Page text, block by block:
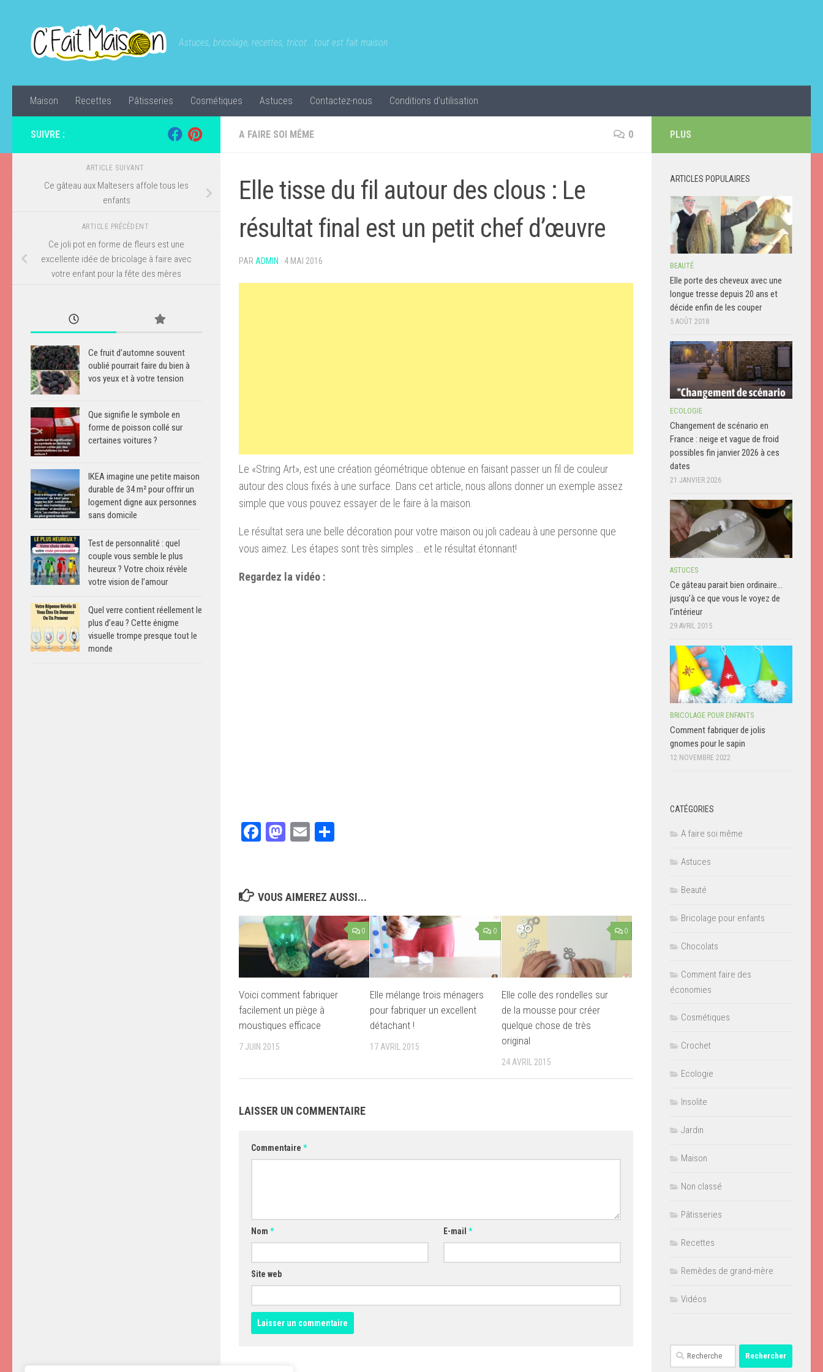
Astuces, bricolage, recettes, tricot...tout est fait maison
Maison Recettes Pâtisseries Cosmétiques Astuces Contactez-nous Conditions d’utilisation
A FAIRE SOI MÊME 0
Elle tisse du fil autour des clous : Le
résultat final est un petit chef d’œuvre
PAR ADMIN · 4 MAI 2016
Le «String Art», est une création géométrique obtenue en faisant passer un fil de couleur
autour des clous fixés à une surface. Dans cet article, nous allons donner un exemple assez
simple que vous pouvez essayer de le faire à la maison.
Le résultat sera une belle décoration pour votre maison ou joli cadeau à une personne que
vous aimez. Les étapes sont très simples … et le résultat étonnant!
Regardez la vidéo :
Facebook
Mastodon
Email
VOUS AIMEREZ AUSSI...
0
Voici comment fabriquer
facilement un piège à
moustiques efficace
7 JUIN 2015
0
Elle mélange trois ménagers
pour fabriquer un excellent
détachant !
17 AVRIL 2015
0
Elle colle des rondelles sur
de la mousse pour créer
quelque chose de très
original
24 AVRIL 2015
LAISSER UN COMMENTAIRE
Commentaire *
Nom * E-mail*
Site web
SUIVRE :
ARTICLE SUIVANT
Ce gâteau aux Maltesers affole tous les
enfants
ARTICLE PRÉCÉDENT
Ce joli pot en forme de fleurs est une
excellente idée de bricolage à faire avec
votre enfant pour la fête des mères
Ce fruit d’automne souvent
oublié pourrait faire du bien à
vos yeux et à votre tension
Que signifie le symbole en
forme de poisson collé sur
certaines voitures ?
IKEA imagine une petite maison
durable de 34 m² pour offrir un
logement digne aux personnes
sans domicile
Test de personnalité : quel
couple vous semble le plus
heureux ? Votre choix révèle
votre vision de l’amour
Quel verre contient réellement le
plus d’eau ? Cette énigme
visuelle trompe presque tout le
monde
PLUS
ARTICLES POPULAIRES
BEAUTÉ
Elle porte des cheveux avec une
longue tresse depuis 20 ans et
décide enfin de les couper
5 AOÛT 2018
ECOLOGIE
Changement de scénario en
France : neige et vague de froid
possibles fin janvier 2026 à ces
dates
21 JANVIER 2026
ASTUCES
Ce gâteau parait bien ordinaire…
jusqu’à ce que vous le voyez de
l’intérieur
29 AVRIL 2015
BRICOLAGE POUR ENFANTS
Comment fabriquer de jolis
gnomes pour le sapin
12 NOVEMBRE 2022
CATÉGORIES
A faire soi même
Astuces
Beauté
Bricolage pour enfants
Chocolats
Comment faire des
économies
Cosmétiques
Crochet
Ecologie
Insolite
Jardin
Maison
Non classé
Pâtisseries
Recettes
Remèdes de grand-mère
Vidéos
Rechercher :